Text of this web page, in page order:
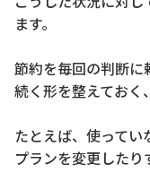
ます。
節約を毎回の判断に
続く形を整えておく
たとえば、使ってい
プランを変更したり